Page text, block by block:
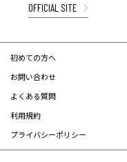
OFFICIAL SITE
初めての方へ
お問い合わせ
よくある質問
利用規約
プライバシーポリシー